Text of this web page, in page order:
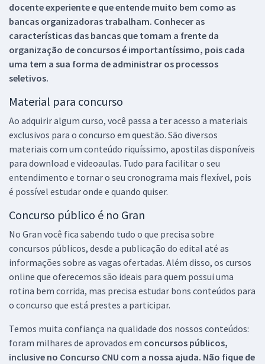
docente experiente e que entende muito bem como as
bancas organizadoras trabalham. Conhecer as
características das bancas que tomam a frente da
organização de concursos é importantíssimo, pois cada
uma tem a sua forma de administrar os processos
seletivos.
Material para concurso
Ao adquirir algum curso, você passa a ter acesso a materiais
exclusivos para o concurso em questão. São diversos
materiais com um conteúdo riquíssimo, apostilas disponíveis
para download e videoaulas. Tudo para facilitar o seu
entendimento e tornar o seu cronograma mais flexível, pois
é possível estudar onde e quando quiser.
Concurso público é no Gran
No Gran você fica sabendo tudo o que precisa sobre
concursos públicos, desde a publicação do edital até as
informações sobre as vagas ofertadas. Além disso, os cursos
online que oferecemos são ideais para quem possui uma
rotina bem corrida, mas precisa estudar bons conteúdos para
o concurso que está prestes a participar.
Temos muita confiança na qualidade dos nossos conteúdos:
foram milhares de aprovados em concursos públicos,
inclusive no Concurso CNU com a nossa ajuda. Não fique de